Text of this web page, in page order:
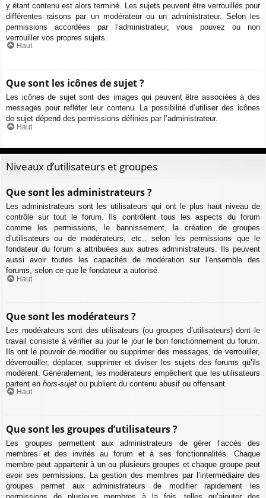
y étant contenu est alors terminé. Les sujets peuvent être verrouillés pour
différentes raisons par un modérateur ou un administrateur. Selon les
permissions accordées par l’administrateur, vous pouvez ou non
verrouiller vos propres sujets.
Haut
Que sont les icônes de sujet ?
Les icônes de sujet sont des images qui peuvent être associées à des
messages pour refléter leur contenu. La possibilité d’utiliser des icônes
de sujet dépend des permissions définies par l’administrateur.
Haut
Niveaux d’utilisateurs et groupes
Que sont les administrateurs ?
Les administrateurs sont les utilisateurs qui ont le plus haut niveau de
contrôle sur tout le forum. Ils contrôlent tous les aspects du forum
comme les permissions, le bannissement, la création de groupes
d’utilisateurs ou de modérateurs, etc., selon les permissions que le
fondateur du forum a attribuées aux autres administrateurs. Ils peuvent
aussi avoir toutes les capacités de modération sur l’ensemble des
forums, selon ce que le fondateur a autorisé.
Haut
Que sont les modérateurs ?
Les modérateurs sont des utilisateurs (ou groupes d’utilisateurs) dont le
travail consiste à vérifier au jour le jour le bon fonctionnement du forum.
Ils ont le pouvoir de modifier ou supprimer des messages, de verrouiller,
déverrouiller, déplacer, supprimer et diviser les sujets des forums qu’ils
modèrent. Généralement, les modérateurs empêchent que les utilisateurs
partent en hors-sujet ou publient du contenu abusif ou offensant.
Haut
Que sont les groupes d’utilisateurs ?
Les groupes permettent aux administrateurs de gérer l’accès des
membres et des invités au forum et à ses fonctionnalités. Chaque
membre peut appartenir à un ou plusieurs groupes et chaque groupe peut
avoir ses permissions. La gestion des membres par l’intermédiaire des
groupes permet aux administrateurs de modifier rapidement les